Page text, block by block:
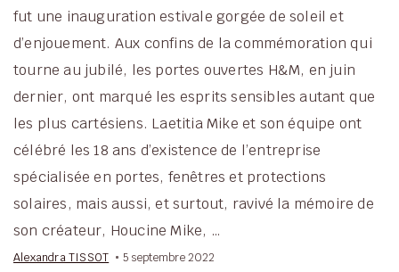
fut une inauguration estivale gorgée de soleil et
d’enjouement. Aux confins de la commémoration qui
tourne au jubilé, les portes ouvertes H&M, en juin
dernier, ont marqué les esprits sensibles autant que
les plus cartésiens. Laetitia Mike et son équipe ont
célébré les 18 ans d’existence de l’entreprise
spécialisée en portes, fenêtres et protections
solaires, mais aussi, et surtout, ravivé la mémoire de
son créateur, Houcine Mike, …
Alexandra TISSOT 5 septembre 2022